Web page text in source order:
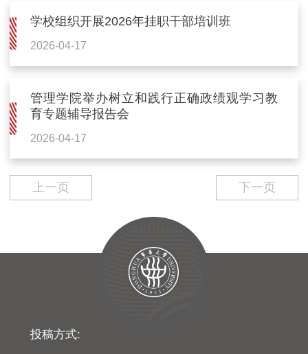
学校组织开展2026年挂职干部培训班
2026-04-17
管理学院举办树立和践行正确政绩观学习教
育专题辅导报告会
2026-04-17
上一页 下一页
投稿方式: